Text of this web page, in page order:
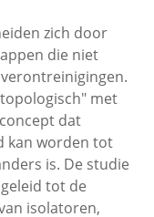
zich door
die niet
met
dat
kan worden tot
is. De studie
tot de
isolatoren,